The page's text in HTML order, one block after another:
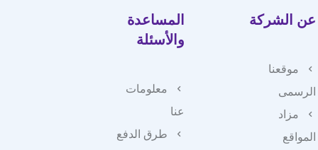
عن الشركة
موقعنا
الرسمى
مزاد
المواقع
المساعدة
والأسئلة
معلومات
عنا
طرق الدفع